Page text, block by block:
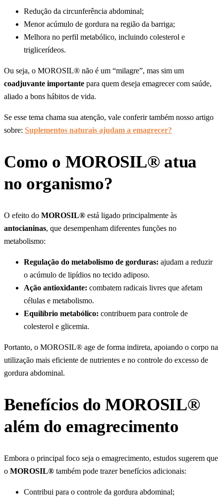
Redução da circunferência abdominal;
Menor acúmulo de gordura na região da barriga;
Melhora no perfil metabólico, incluindo colesterol e
triglicerídeos.
Ou seja, o MOROSIL® não é um “milagre”, mas sim um
coadjuvante importante para quem deseja emagrecer com saúde,
aliado a bons hábitos de vida.
Se esse tema chama sua atenção, vale conferir também nosso artigo
sobre: Suplementos naturais ajudam a emagrecer?
Como o MOROSIL® atua
no organismo?
O efeito do MOROSIL® está ligado principalmente às
antocianinas, que desempenham diferentes funções no
metabolismo:
Regulação do metabolismo de gorduras: ajudam a reduzir
o acúmulo de lipídios no tecido adiposo.
Ação antioxidante: combatem radicais livres que afetam
células e metabolismo.
Equilíbrio metabólico: contribuem para controle de
colesterol e glicemia.
Portanto, o MOROSIL® age de forma indireta, apoiando o corpo na
utilização mais eficiente de nutrientes e no controle do excesso de
gordura abdominal.
Benefícios do MOROSIL®
além do emagrecimento
Embora o principal foco seja o emagrecimento, estudos sugerem que
o MOROSIL® também pode trazer benefícios adicionais:
Contribui para o controle da gordura abdominal;